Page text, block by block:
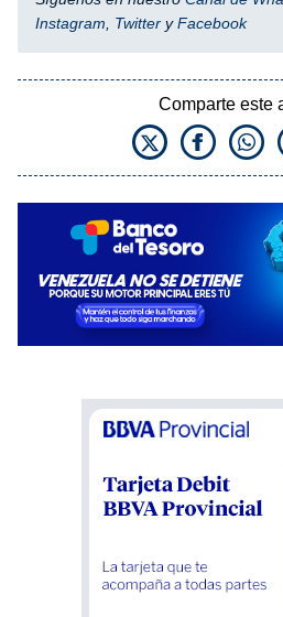
Instagram
Twitter yFacebook
Comparte este